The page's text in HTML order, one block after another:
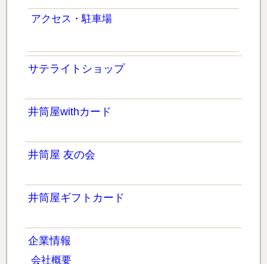
アクセス・駐車場
サテライトショップ
井筒屋withカード
井筒屋 友の会
井筒屋ギフトカード
企業情報
会社概要